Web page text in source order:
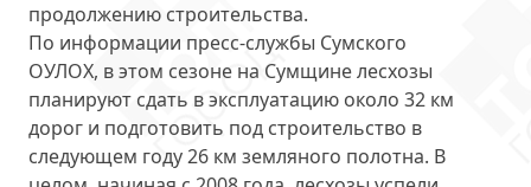
продолжению строительства.
По информации пресс-службы Сумского
ОУЛОХ, в этом сезоне на Сумщине лесхозы
планируют сдать в эксплуатацию около 32 км
дорог и подготовить под строительство в
следующем году 26 км земляного полотна. В